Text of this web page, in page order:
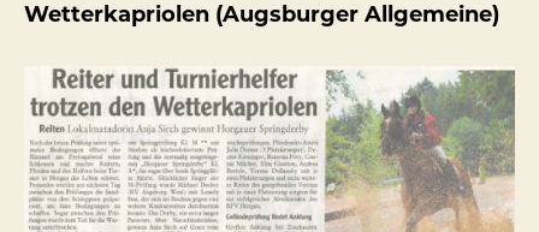
Wetterkapriolen (Augsburger Allgemeine)